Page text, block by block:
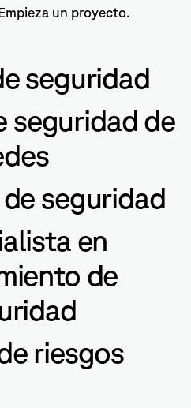
un proyecto.
seguridad
seguridad de
seguridad
en
de
riesgos